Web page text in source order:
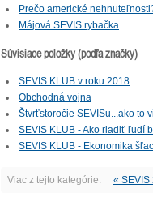
Prečo americké
Májová SEVIS rybačka
Súvisiace položky (podľa značky)
SEVIS KLUB v roku 2018
Obchodná vojna
Štvrťstoročie SEVISu...ako to
SEVIS KLUB - Ako riadiť ľudí
SEVIS KLUB - Ekonomika
Viac z tejto kategórie: « SEVIS